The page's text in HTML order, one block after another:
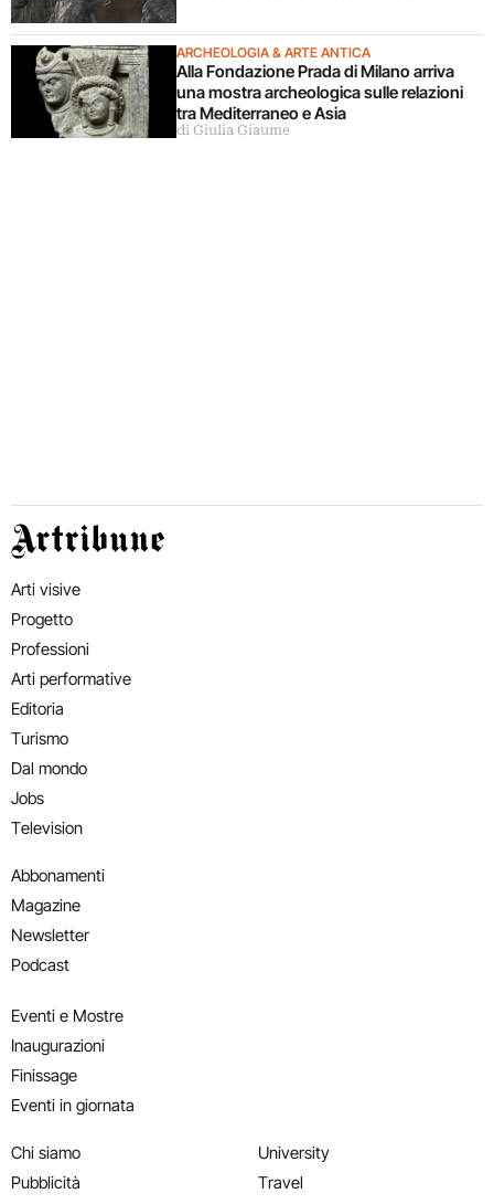
ARCHEOLOGIA & ARTE ANTICA
Alla Fondazione Prada di Milano arriva
una mostra archeologica sulle relazioni
tra Mediterraneo e Asia
di Giulia Giaume
Artribune
Arti visive
Progetto
Professioni
Arti performative
Editoria
Turismo
Dal mondo
Jobs
Television
Abbonamenti
Magazine
Newsletter
Podcast
Eventi e Mostre
Inaugurazioni
Finissage
Eventi in giornata
Chi siamo
Pubblicità
University
Travel